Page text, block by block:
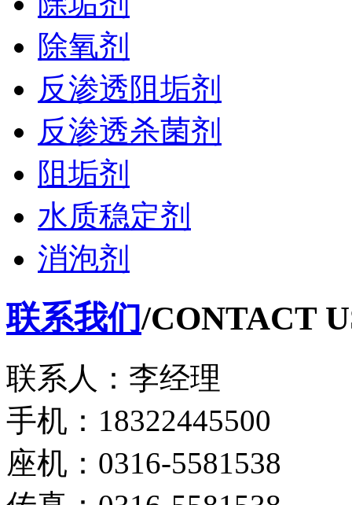
除氧剂
反渗透阻垢剂
反渗透杀菌剂
阻垢剂
水质稳定剂
消泡剂
联系我们/CONTACT
联系人：李经理
手机：18322445500
座机：0316-5581538